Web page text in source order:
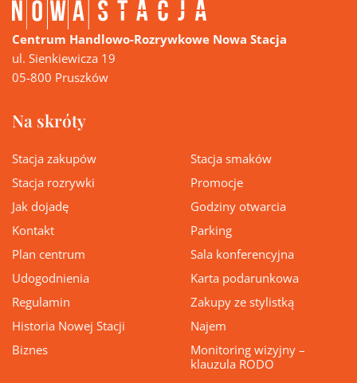
Centrum Handlowo-Rozrywkowe Nowa Stacja
ul. Sienkiewicza 19
05-800 Pruszków
Na skróty
Stacja zakupów
Stacja smaków
Stacja rozrywki
Promocje
Jak dojadę
Godziny otwarcia
Kontakt
Parking
Plan centrum
Sala konferencyjna
Udogodnienia
Karta podarunkowa
Regulamin
Zakupy ze stylistką
Historia Nowej Stacji
Najem
Biznes
Monitoring wizyjny –
klauzula RODO